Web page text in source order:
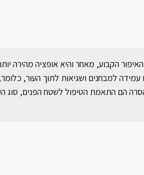
הקבוע, מאחר והיא אופציה מהירה
למבחנים ושגיאות לתוך העור, כלומר,
הם התאמת הטיפול לשטח הפנים, סוג